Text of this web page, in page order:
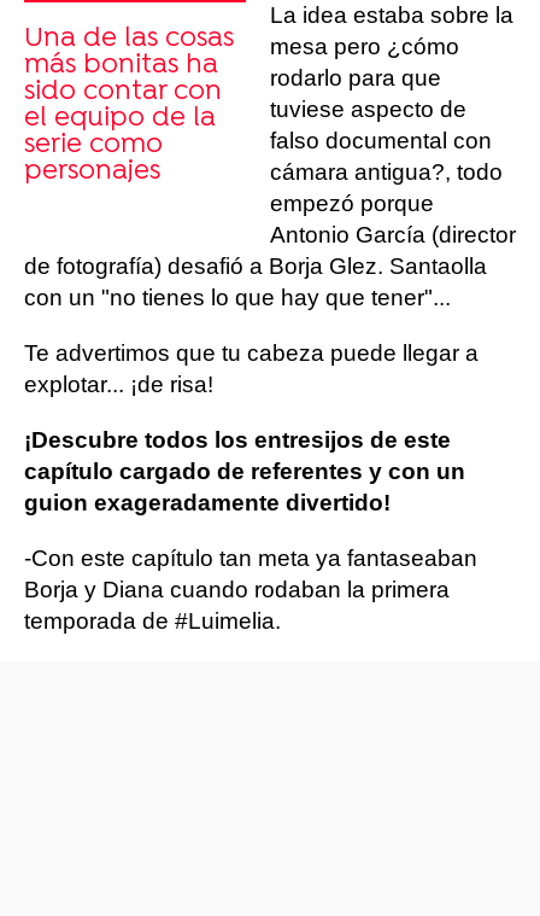
Una de las cosas
más bonitas ha
sido contar con
el equipo de la
serie como
personajes
La idea estaba sobre la
mesa pero ¿cómo
rodarlo para que
tuviese aspecto de
falso documental con
cámara antigua?, todo
empezó porque
Antonio García (director
de fotografía) desafió a Borja Glez. Santaolla
con un "no tienes lo que hay que tener"...
Te advertimos que tu cabeza puede llegar a
explotar... ¡de risa!
¡Descubre todos los entresijos de este
capítulo cargado de referentes y con un
guion exageradamente divertido!
-Con este capítulo tan meta ya fantaseaban
Borja y Diana cuando rodaban la primera
temporada de #Luimelia.